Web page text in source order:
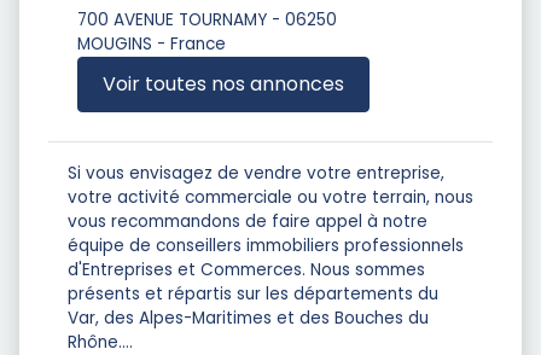
700 AVENUE TOURNAMY - 06250
MOUGINS - France
Voir toutes nos annonces
Si vous envisagez de vendre votre entreprise,
votre activité commerciale ou votre terrain, nous
vous recommandons de faire appel à notre
équipe de conseillers immobiliers professionnels
d'Entreprises et Commerces. Nous sommes
présents et répartis sur les départements du
Var, des Alpes-Maritimes et des Bouches du
Rhône....